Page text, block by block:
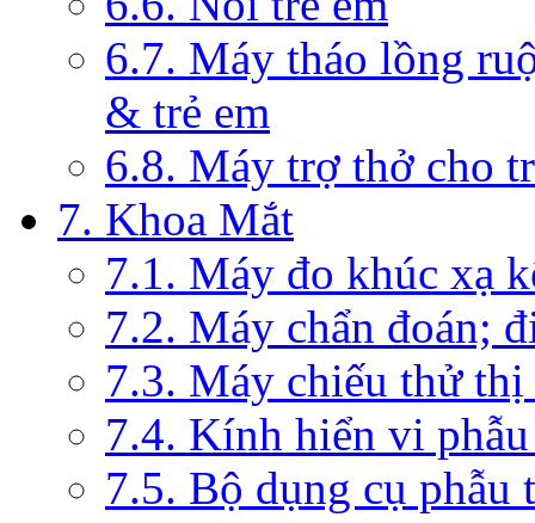
6.7. Máy tháo lồng
& trẻ em
6.8. Máy trợ thở cho
7. Khoa Mắt
7.1. Máy đo khúc xạ
7.2. Máy chẩn đoán;
7.3. Máy chiếu thử
7.4. Kính hiển vi
7.5. Bộ dụng cụ phẫu